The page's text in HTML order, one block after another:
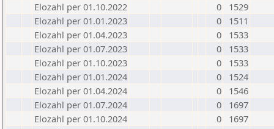
Elozahl per 01.10.2022
0
1529
Elozahl per 01.01.2023
0
1511
Elozahl per 01.04.2023
0
1533
Elozahl per 01.07.2023
0
1533
Elozahl per 01.10.2023
0
1533
Elozahl per 01.01.2024
0
1524
Elozahl per 01.04.2024
0
1546
Elozahl per 01.07.2024
0
1697
Elozahl per 01.10.2024
0
1697